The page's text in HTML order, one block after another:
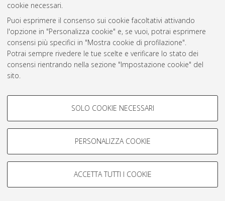
cookie necessari.
Puoi esprimere il consenso sui cookie facoltativi attivando
l'opzione in "Personalizza cookie" e, se vuoi, potrai esprimere
consensi più specifici in "Mostra cookie di profilazione".
Potrai sempre rivedere le tue scelte e verificare lo stato dei
consensi rientrando nella sezione "Impostazione cookie" del
sito.
COOKIE DI PROFILAZIONE -
Si tratta di cookie utilizzati per analizzare le caratteristiche della
navigazione degli utenti, creare profili in base al loro comportamento
Mostra cookie di profilazione
COOKIE TECNICI - NECESSARI
SOLO COOKIE NECESSARI
PERSONALIZZA COOKIE
ACCETTA TUTTI I COOKIE
Atom
Rss 1.0
Rss 2.0
AMS Laurea
Servizio implementato e gestito da
Impostazioni Cookie
Informativa sulla privacy
© ALMA MATER STUDIORUM - Università di Bologna, 2007-2026.